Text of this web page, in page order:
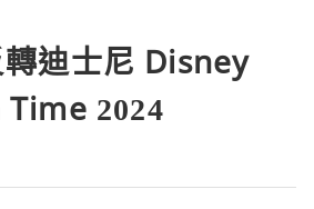
迪士尼 Disney
2024